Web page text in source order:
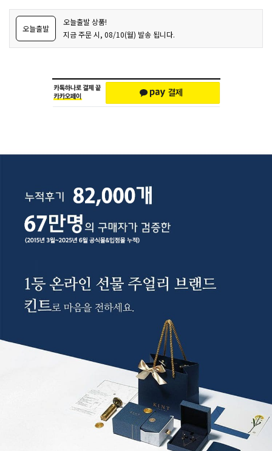
오늘출발
오늘출발 상품!
지금 주문 시, 08/10(월) 발송 됩니다.